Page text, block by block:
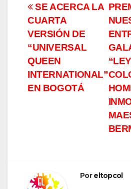
Navegación
de
entradas
SE ACERCA LA
CUARTA
VERSIÓN DE
“UNIVERSAL
QUEEN
INTERNATIONAL”
EN BOGOTÁ
Poreltopcol